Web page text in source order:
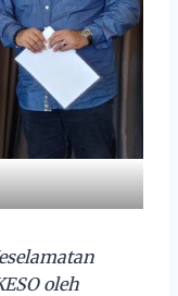
oleh